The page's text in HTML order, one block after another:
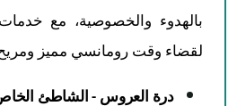
بالهدوء والخصوصية، مع خدمات
لقضاء وقت رومانسي مميز
درة العروس - الشاطئ